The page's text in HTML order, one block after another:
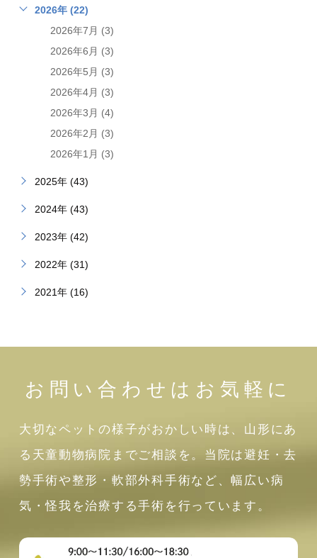
2026年 (22)
2026年7月 (3)
2026年6月 (3)
2026年5月 (3)
2026年4月 (3)
2026年3月 (4)
2026年2月 (3)
2026年1月 (3)
2025年 (43)
2024年 (43)
2023年 (42)
2022年 (31)
2021年 (16)
お問い合わせはお気軽に
大切なペットの様子がおかしい時は、山形にあ
る天童動物病院までご相談を。当院は避妊・去
勢手術や整形・軟部外科手術など、幅広い病
気・怪我を治療する手術を行っています。